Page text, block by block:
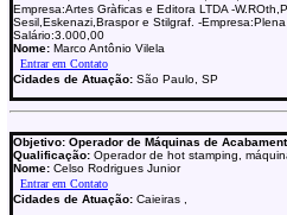
Empresa:Artes Gràficas e Editora LTDA -
Sesil,Eskenazi,Braspor e Stilgraf. -
Salário:3.000,00
Nome: Marco Antônio Vilela
Cidades de Atuação: São Paulo, SP
Objetivo: Operador de Máquinas de
Qualificação: Operador de hot stamping,
Nome: Celso Rodrigues Junior
Cidades de Atuação: Caieiras ,